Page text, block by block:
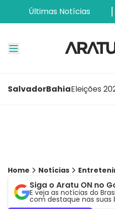
Últimas Notícias
SalvadorBahiaEleições
Home Notícias
Siga o Aratu ON no
E veja as notícias do
com destaque nas suas